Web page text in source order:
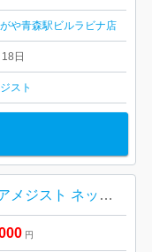
や青森駅ビルラビナ店
日
スト
【K14WG (金)】アメジスト ネックレス
円